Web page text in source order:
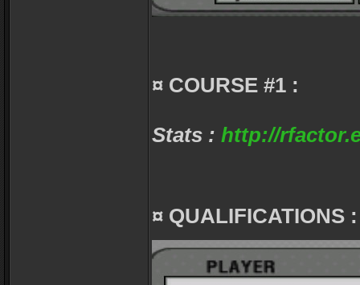
¤ COURSE #1 :
Stats : http://
¤ QUALIFICATIONS :